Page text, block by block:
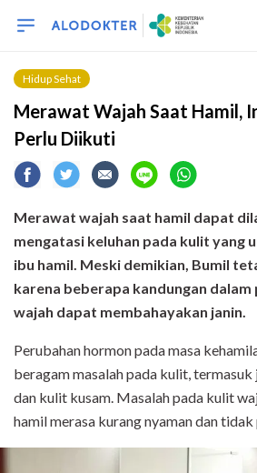
Hidup Sehat
Merawat Wajah Saat Hamil,
Perlu Diikuti
Merawat wajah saat hamil dapat
mengatasi keluhan pada kulit yang
ibu hamil. Meski demikian, Bumil
karena beberapa kandungan
wajah dapat membahayakan janin.
Perubahan hormon pada masa
beragam masalah pada kulit,
dan kulit kusam. Masalah pada kulit
hamil merasa kurang nyaman dan